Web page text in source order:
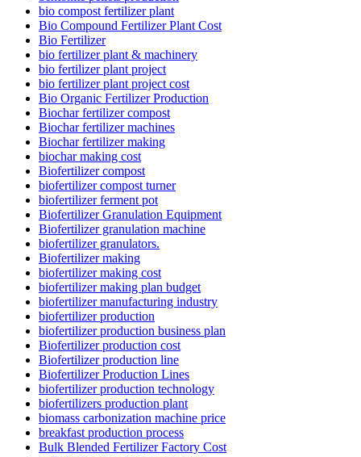
bio compost fertilizer plant
Bio Compound Fertilizer Plant Cost
Bio Fertilizer
bio fertilizer plant & machinery
bio fertilizer plant project
bio fertilizer plant project cost
Bio Organic Fertilizer Production
Biochar fertilizer compost
Biochar fertilizer machines
Biochar fertilizer making
biochar making cost
Biofertilizer compost
biofertilizer compost turner
biofertilizer ferment pot
Biofertilizer Granulation Equipment
Biofertilizer granulation machine
biofertilizer granulators.
Biofertilizer making
biofertilizer making cost
biofertilizer making plan budget
biofertilizer manufacturing industry
biofertilizer production
biofertilizer production business plan
Biofertilizer production cost
Biofertilizer production line
Biofertilizer Production Lines
biofertilizer production technology
biofertilizers production plant
biomass carbonization machine price
breakfast production process
Bulk Blended Fertilizer Factory Cost